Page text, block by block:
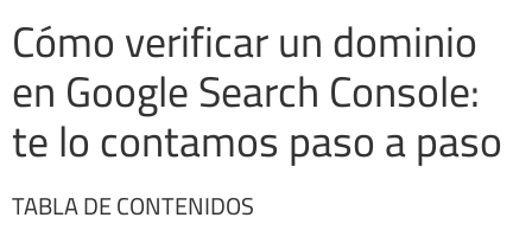
Cómo verificar un dominio
en Google Search Console:
te lo contamos paso a paso
TABLA DE CONTENIDOS